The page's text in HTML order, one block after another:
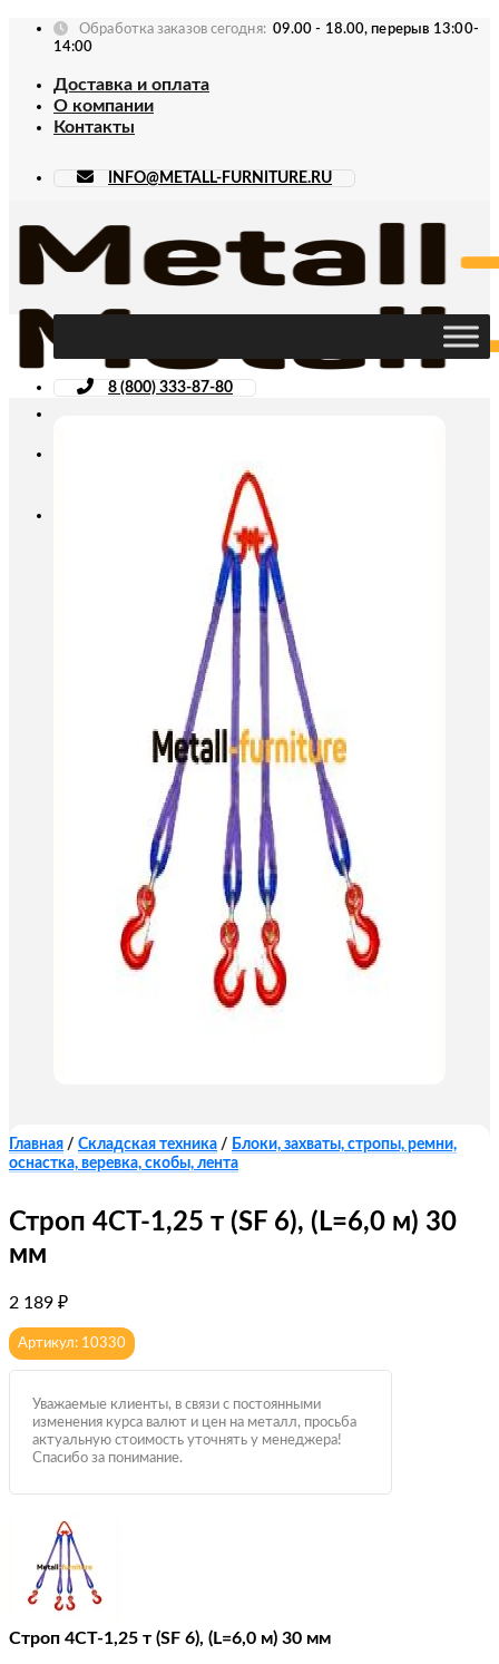
Skip
Обработка заказов сегодня: 09.00 - 18.00, перерыв 13:00-
14:00
Доставка и оплата
О компании
Контакты
INFO@METALL-FURNITURE.RU
8 (800) 333-87-80
Главная / Складская техника / Блоки, захваты, стропы, ремни,
оснастка, веревка, скобы, лента
Строп 4СТ-1,25 т (SF 6), (L=6,0 м) 30
мм
2 189 ₽
Артикул: 10330
Уважаемые клиенты, в связи с постоянными
изменения курса валют и цен на металл, просьба
актуальную стоимость уточнять у менеджера!
Спасибо за понимание.
Строп 4СТ-1,25 т (SF 6), (L=6,0 м) 30 мм